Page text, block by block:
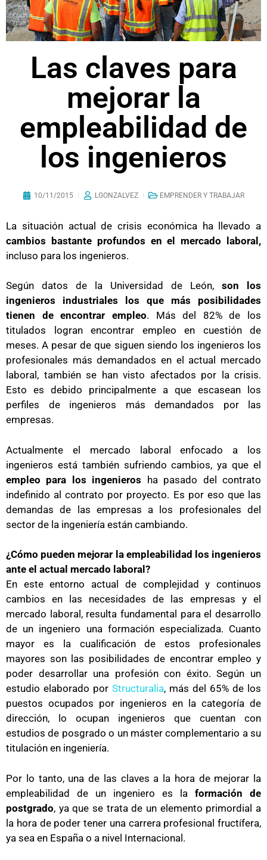
Las claves para
mejorar la
empleabilidad de
los ingenieros
10/11/2015 LGONZALVEZ EMPRENDER Y TRABAJAR
La situación actual de crisis económica ha llevado a
cambios bastante profundos en el mercado laboral,
incluso para los ingenieros.
Según datos de la Universidad de León, son los
ingenieros industriales los que más posibilidades
tienen de encontrar empleo. Más del 82% de los
titulados logran encontrar empleo en cuestión de
meses. A pesar de que siguen siendo los ingenieros los
profesionales más demandados en el actual mercado
laboral, también se han visto afectados por la crisis.
Esto es debido principalmente a que escasean los
perfiles de ingenieros más demandados por las
empresas.
Actualmente el mercado laboral enfocado a los
ingenieros está también sufriendo cambios, ya que el
empleo para los ingenieros ha pasado del contrato
indefinido al contrato por proyecto. Es por eso que las
demandas de las empresas a los profesionales del
sector de la ingeniería están cambiando.
¿Cómo pueden mejorar la empleabilidad los ingenieros
ante el actual mercado laboral?
En este entorno actual de complejidad y continuos
cambios en las necesidades de las empresas y el
mercado laboral, resulta fundamental para el desarrollo
de un ingeniero una formación especializada. Cuanto
mayor es la cualificación de estos profesionales
mayores son las posibilidades de encontrar empleo y
poder desarrollar una profesión con éxito. Según un
estudio elaborado por Structuralia, más del 65% de los
puestos ocupados por ingenieros en la categoría de
dirección, lo ocupan ingenieros que cuentan con
estudios de posgrado o un máster complementario a su
titulación en ingeniería.
Por lo tanto, una de las claves a la hora de mejorar la
empleabilidad de un ingeniero es la formación de
postgrado, ya que se trata de un elemento primordial a
la hora de poder tener una carrera profesional fructífera,
ya sea en España o a nivel Internacional.